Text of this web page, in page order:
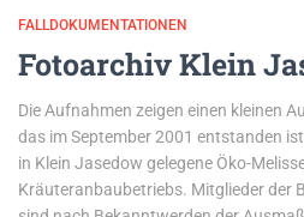
FALLDOKUMENTATIONEN
Fotoarchiv Klein
Die Aufnahmen zeigen einen kleinen
das im September 2001 entstanden
in Klein Jasedow gelegene Öko-
Kräuteranbaubetriebs. Mitglieder der